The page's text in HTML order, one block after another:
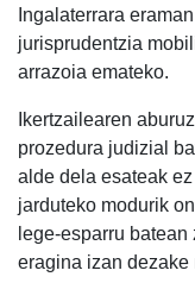
Ingalaterrara
jurisprudentzia
arrazoia emateko.
Ikertzailearen
prozedura judizial
alde dela esateak
jarduteko modurik
lege-esparru
eragina izan dezake